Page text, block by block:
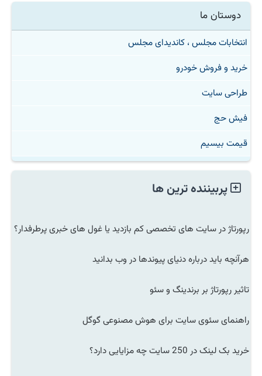
دوستان ما
انتخابات مجلس ، کاندیدای مجلس
خرید و فروش خودرو
طراحی سایت
فیش حج
قیمت بیسیم
پربیننده ترین ها
رپورتاژ در سایت های تخصصی کم بازدید یا غول های خبری پرطرفدار؟
هرآنچه باید درباره دنیای پیوندها در وب بدانید
تاثیر رپورتاژ بر برندینگ و سئو
راهنمای سئوی سایت برای هوش مصنوعی گوگل
خرید بک لینک در 250 سایت چه مزایایی دارد؟